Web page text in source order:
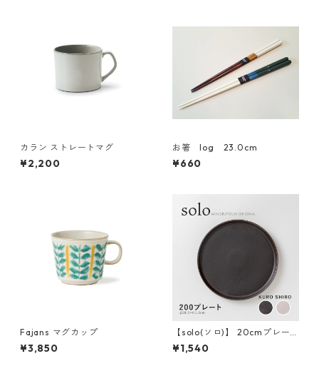
カラン ストレートマグ
¥2,200
お箸 log 23.0cm
¥660
Fajans マグカップ
¥3,850
【solo(ソロ)】 20cmプレー
ト［日本製 美濃焼 食器］
¥1,540